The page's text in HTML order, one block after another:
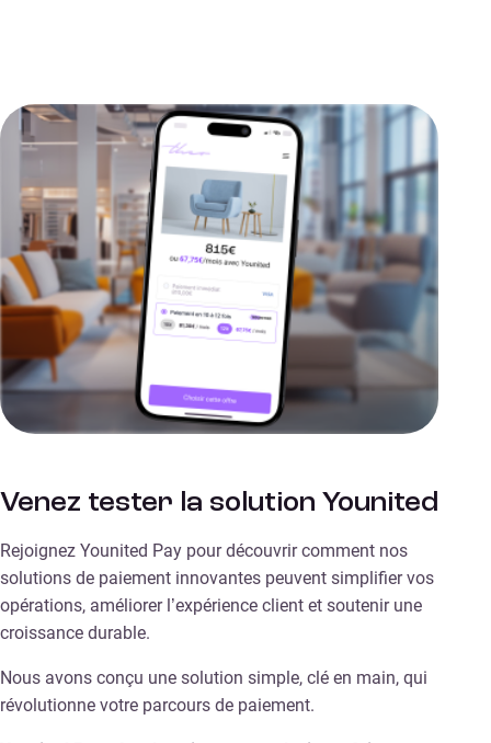
Venez tester la solution Younited
Rejoignez Younited Pay pour découvrir comment nos
solutions de paiement innovantes peuvent simplifier vos
opérations, améliorer l’expérience client et soutenir une
croissance durable.
Nous avons conçu une solution simple, clé en main, qui
révolutionne votre parcours de paiement.